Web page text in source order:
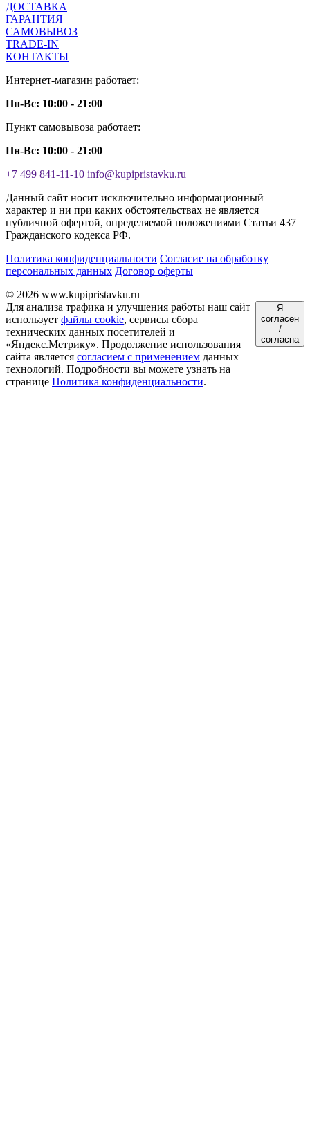
ДОСТАВКА
ГАРАНТИЯ
САМОВЫВОЗ
TRADE-IN
КОНТАКТЫ
Интернет-магазин работает:
Пн-Вс: 10:00 - 21:00
Пункт самовывоза работает:
Пн-Вс: 10:00 - 21:00
+7 499 841-11-10 info@kupipristavku.ru
Данный сайт носит исключительно информационный
характер и ни при каких обстоятельствах не является
публичной офертой, определяемой положениями Статьи 437
Гражданского кодекса РФ.
Политика конфиденциальности Согласие на обработку
персональных данных Договор оферты
© 2026 www.kupipristavku.ru
Для анализа трафика и улучшения работы наш сайт
использует файлы cookie, сервисы сбора
технических данных посетителей и
«Яндекс.Метрику». Продолжение использования
сайта является согласием с применением данных
технологий. Подробности вы можете узнать на
странице Политика конфиденциальности.
Я
согласен
/
согласна